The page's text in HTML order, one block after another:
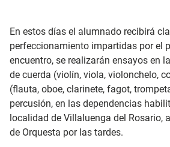
En estos días el alumnado recibirá
perfeccionamiento impartidas por el
encuentro, se realizarán ensayos en
de cuerda (violín, viola, violonchelo,
(flauta, oboe, clarinete, fagot,
percusión, en las dependencias
localidad de Villaluenga del Rosario,
de Orquesta por las tardes.